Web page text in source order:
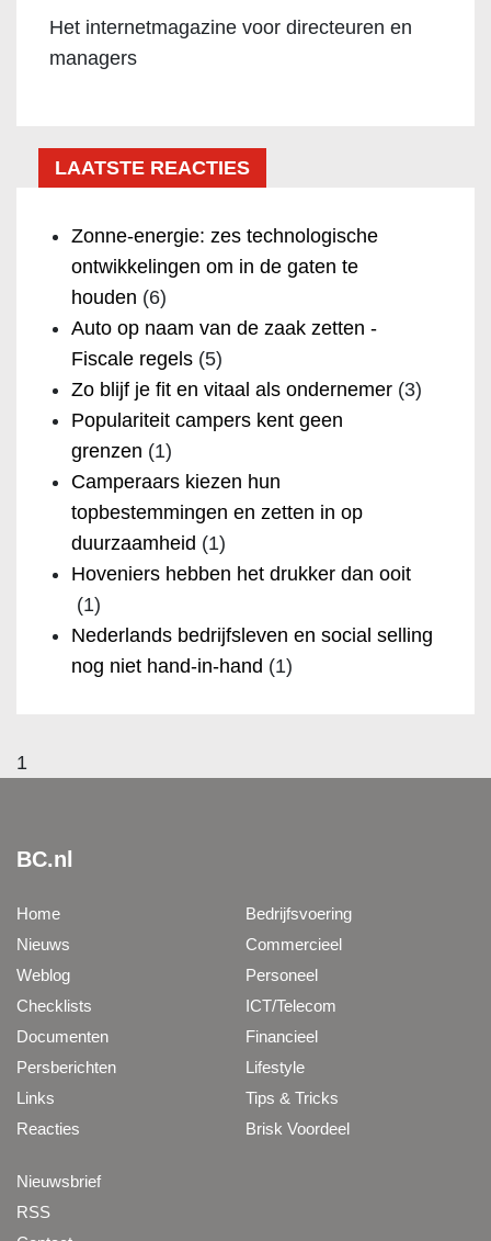
Het internetmagazine voor directeuren en
managers
LAATSTE REACTIES
Zonne-energie: zes technologische
ontwikkelingen om in de gaten te
houden (6)
Auto op naam van de zaak zetten -
Fiscale regels (5)
Zo blijf je fit en vitaal als ondernemer (3)
Populariteit campers kent geen
grenzen (1)
Camperaars kiezen hun
topbestemmingen en zetten in op
duurzaamheid (1)
Hoveniers hebben het drukker dan ooit
(1)
Nederlands bedrijfsleven en social selling
nog niet hand-in-hand (1)
1
BC.nl
Home
Nieuws
Weblog
Checklists
Documenten
Persberichten
Links
Reacties
Bedrijfsvoering
Commercieel
Personeel
ICT/Telecom
Financieel
Lifestyle
Tips & Tricks
Brisk Voordeel
Nieuwsbrief
RSS